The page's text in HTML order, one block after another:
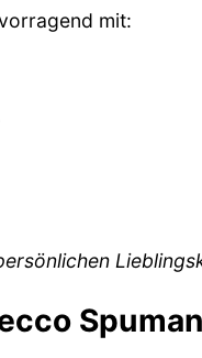
mit: